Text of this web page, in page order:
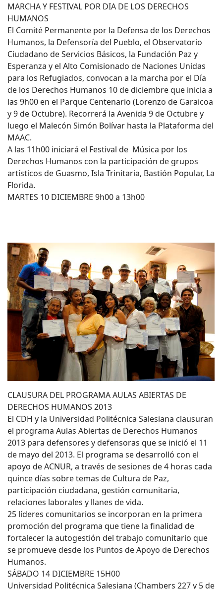
MARCHA Y FESTIVAL POR DIA DE LOS DERECHOS
HUMANOS
El Comité Permanente por la Defensa de los Derechos
Humanos, la Defensoría del Pueblo, el Observatorio
Ciudadano de Servicios Básicos, la Fundación Paz y
Esperanza y el Alto Comisionado de Naciones Unidas
para los Refugiados, convocan a la marcha por el Día
de los Derechos Humanos 10 de diciembre que inicia a
las 9h00 en el Parque Centenario (Lorenzo de Garaicoa
y 9 de Octubre). Recorrerá la Avenida 9 de Octubre y
luego el Malecón Simón Bolívar hasta la Plataforma del
MAAC.
A las 11h00 iniciará el Festival de Música por los
Derechos Humanos con la participación de grupos
artísticos de Guasmo, Isla Trinitaria, Bastión Popular, La
Florida.
MARTES 10 DICIEMBRE 9h00 a 13h00
CLAUSURA DEL PROGRAMA AULAS ABIERTAS DE
DERECHOS HUMANOS 2013
El CDH y la Universidad Politécnica Salesiana clausuran
el programa Aulas Abiertas de Derechos Humanos
2013 para defensores y defensoras que se inició el 11
de mayo del 2013. El programa se desarrolló con el
apoyo de ACNUR, a través de sesiones de 4 horas cada
quince días sobre temas de Cultura de Paz,
participación ciudadana, gestión comunitaria,
relaciones laborales y llanes de vida.
25 líderes comunitarios se incorporan en la primera
promoción del programa que tiene la finalidad de
fortalecer la autogestión del trabajo comunitario que
se promueve desde los Puntos de Apoyo de Derechos
Humanos.
SÁBADO 14 DICIEMBRE 15H00
Universidad Politécnica Salesiana (Chambers 227 y 5 de